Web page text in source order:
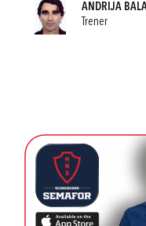
ANDRIJA
Trener